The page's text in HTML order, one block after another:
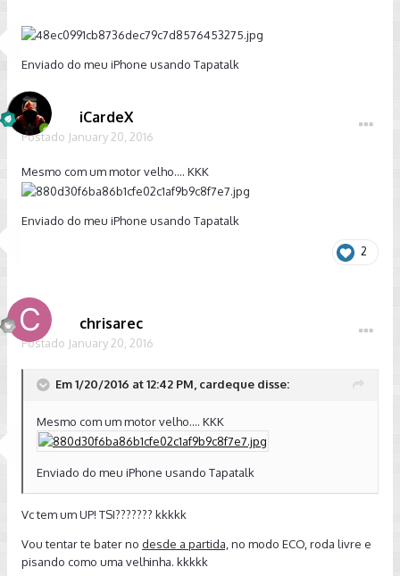
Enviado do meu iPhone usando Tapatalk
iCardeX
Postado January 20, 2016
Mesmo com um motor velho.... KKK
Enviado do meu iPhone usando Tapatalk
2
chrisarec
Postado January 20, 2016
Em 1/20/2016 at 12:42 PM, cardeque disse:
Mesmo com um motor velho.... KKK
Enviado do meu iPhone usando Tapatalk
Vc tem um UP! TSI??????? kkkkk
Vou tentar te bater no desde a partida, no modo ECO, roda livre e
pisando como uma velhinha. kkkkk